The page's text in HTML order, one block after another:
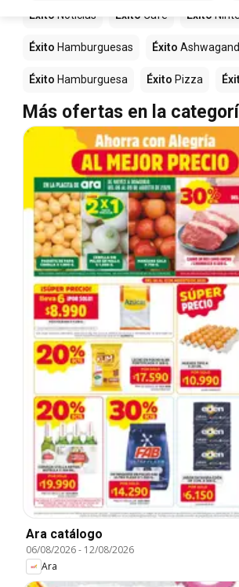
Éxito Noticias Éxito Café Éxito
Éxito Hamburguesas Éxito
Éxito Hamburguesa Éxito Pizza
Más ofertas en la
Ara catálogo
06/08/2026- 12/08/2026
Ara